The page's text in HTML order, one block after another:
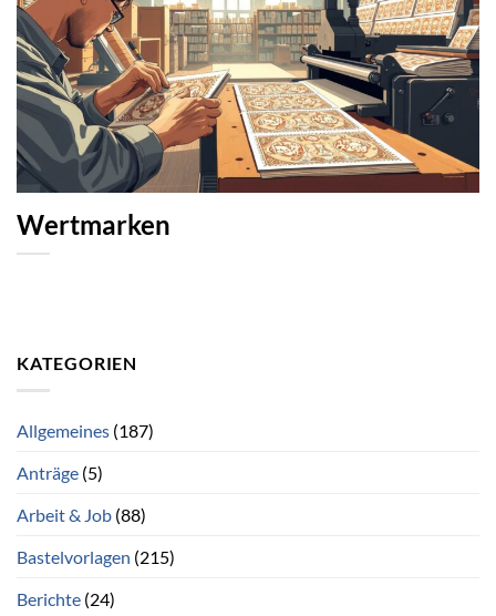
Wertmarken
KATEGORIEN
Allgemeines (187)
Anträge (5)
Arbeit & Job (88)
Bastelvorlagen (215)
Berichte (24)